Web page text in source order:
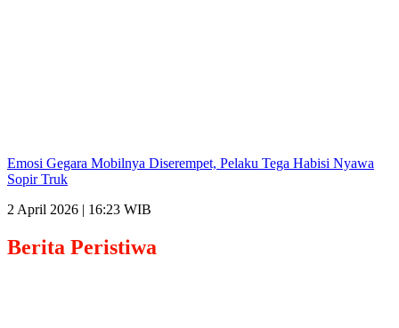
Emosi Gegara Mobilnya Diserempet, Pelaku Tega Habisi Nyawa
Sopir Truk
2 April 2026 | 16:23 WIB
Berita Peristiwa